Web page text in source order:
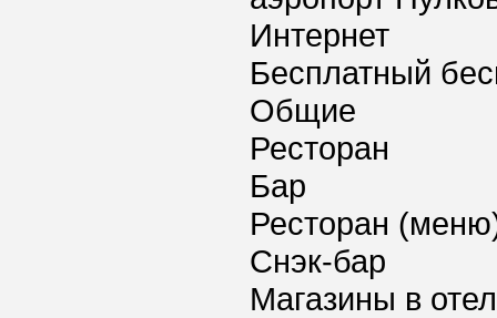
Интернет
Бесплатный
Общие
Ресторан
Бар
Ресторан
Снэк-бар
Магазины в